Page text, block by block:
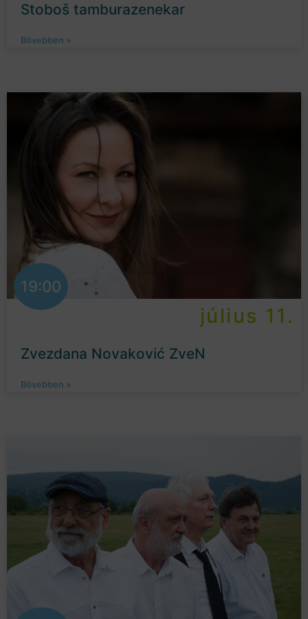
Stoboš tamburazenekar
Bővebben »
19:00
július 11.
Zvezdana Novaković ZveN
Bővebben »